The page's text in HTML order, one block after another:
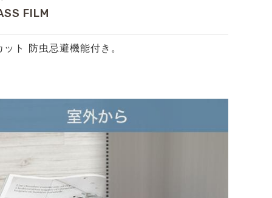
FILM
ト 防虫忌避機能付き。